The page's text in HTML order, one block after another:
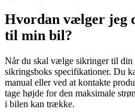
Hvordan vælger jeg
til min bil?
Når du skal vælge sikringer til din
sikringsboks specifikationer. Du
manual eller ved at kontakte
tage højde for den maksimale
i bilen kan trække.